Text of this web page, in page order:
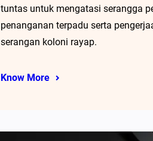
tuntas untuk mengatasi serangga
penanganan terpadu serta
serangan koloni rayap.
Know More